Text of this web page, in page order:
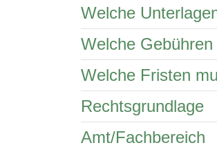
Welche
Welche
Welche Fristen
Rechtsgrundlage
Amt/Fachbereich